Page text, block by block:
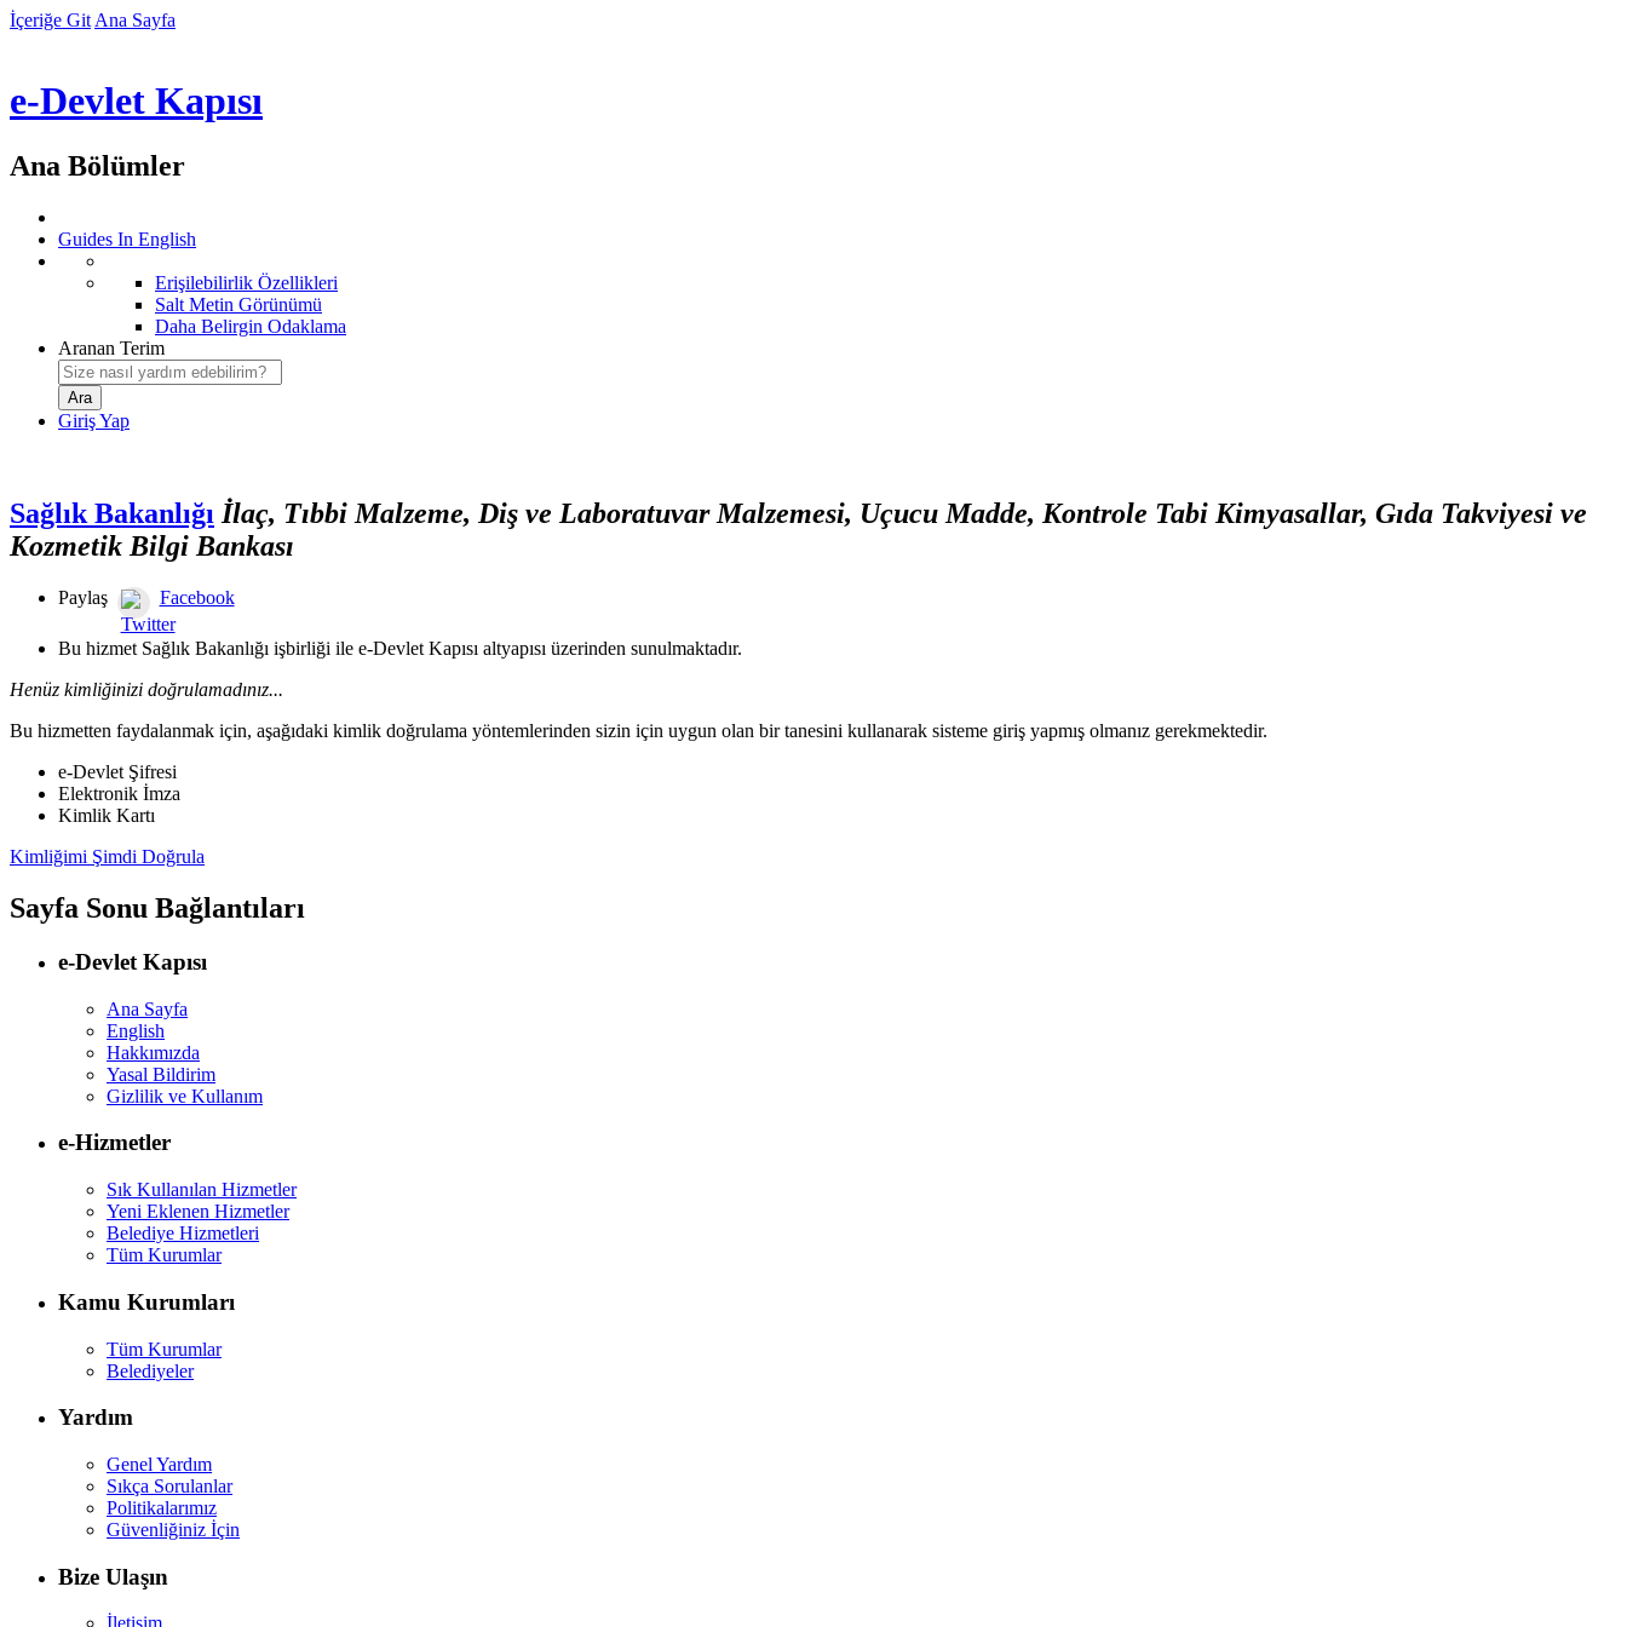
İçeriğe Git Ana Sayfa
e-Devlet Kapısı
Ana Bölümler
Guides In English
Erişilebilirlik Özellikleri
Salt Metin Görünümü
Daha Belirgin Odaklama
Aranan Terim
Giriş Yap
Sağlık Bakanlığı İlaç, Tıbbi Malzeme, Diş ve Laboratuvar Malzemesi, Uçucu Madde, Kontrole Tabi Kimyasallar, Gıda Takviyesi ve
Kozmetik Bilgi Bankası
Paylaş
Twitter
Facebook
Bu hizmet Sağlık Bakanlığı işbirliği ile e-Devlet Kapısı altyapısı üzerinden sunulmaktadır.
Henüz kimliğinizi doğrulamadınız...
Bu hizmetten faydalanmak için, aşağıdaki kimlik doğrulama yöntemlerinden sizin için uygun olan bir tanesini kullanarak sisteme giriş yapmış olmanız gerekmektedir.
e-Devlet Şifresi
Elektronik İmza
Kimlik Kartı
Kimliğimi Şimdi Doğrula
Sayfa Sonu Bağlantıları
e-Devlet Kapısı
Ana Sayfa
English
Hakkımızda
Yasal Bildirim
Gizlilik ve Kullanım
e-Hizmetler
Sık Kullanılan Hizmetler
Yeni Eklenen Hizmetler
Belediye Hizmetleri
Tüm Kurumlar
Kamu Kurumları
Tüm Kurumlar
Belediyeler
Yardım
Genel Yardım
Sıkça Sorulanlar
Politikalarımız
Güvenliğiniz İçin
Bize Ulaşın